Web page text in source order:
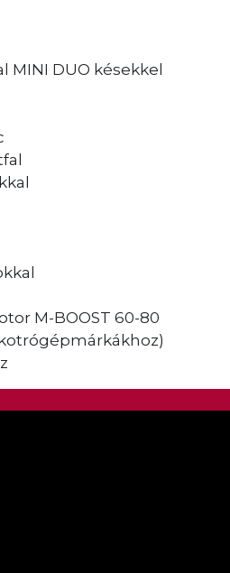
MINI DUO késekkel
M-BOOST 60-80